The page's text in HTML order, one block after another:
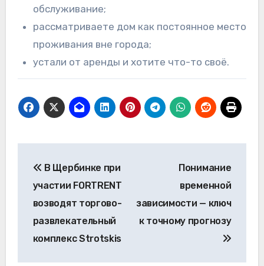
обслуживание;
рассматриваете дом как постоянное место
проживания вне города;
устали от аренды и хотите что-то своё.
по
записям
В Щербинке при
участии FORTRENT
возводят торгово-
развлекательный
комплекс Strotskis
Понимание
временной
зависимости — ключ
к точному прогнозу